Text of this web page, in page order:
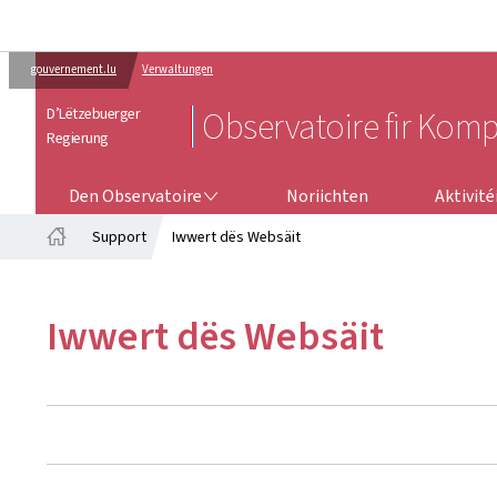
gouvernement.lu Verwaltungen
D’Lëtzebuerger
Regierung
Observatoire fir
Den Observatoire Noriichten
Support Iwwert dës Websäit
Iwwert dës Websäit